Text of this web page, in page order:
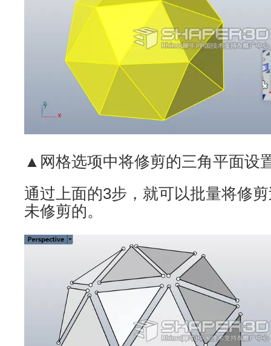
▲网格选项中将修剪的三角平面设
通过上面的3步，就可以批量将修
未修剪的。